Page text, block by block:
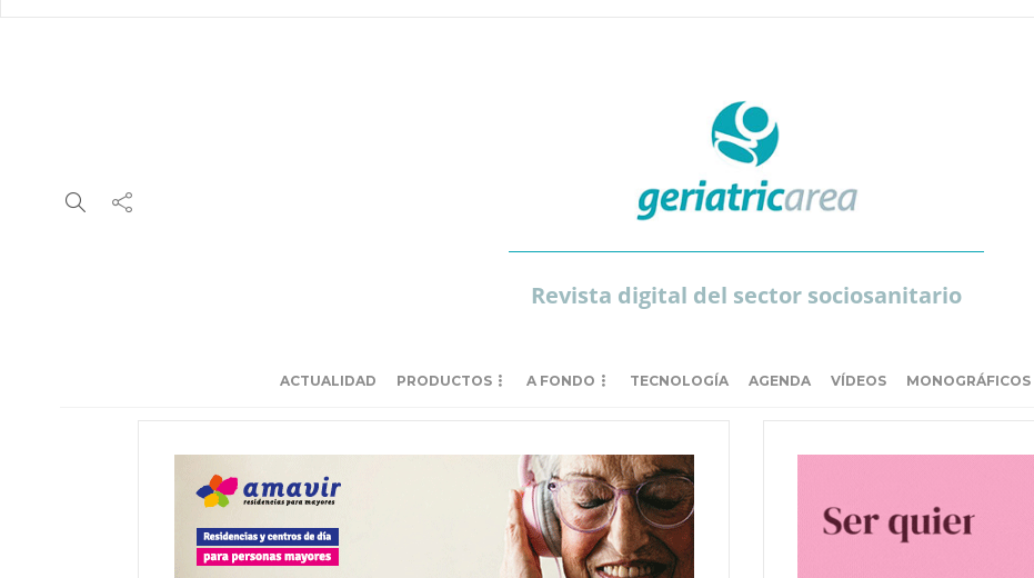
Revista digital del sector sociosanitario
ACTUALIDAD PRODUCTOS A FONDO TECNOLOGÍA AGENDA VÍDEOS MONOGRÁFICOS